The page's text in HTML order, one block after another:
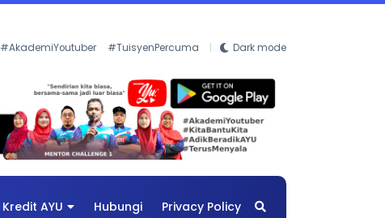
#AkademiYoutuber #TuisyenPercuma Dark mode
Kredit AYU Hubungi Privacy Policy